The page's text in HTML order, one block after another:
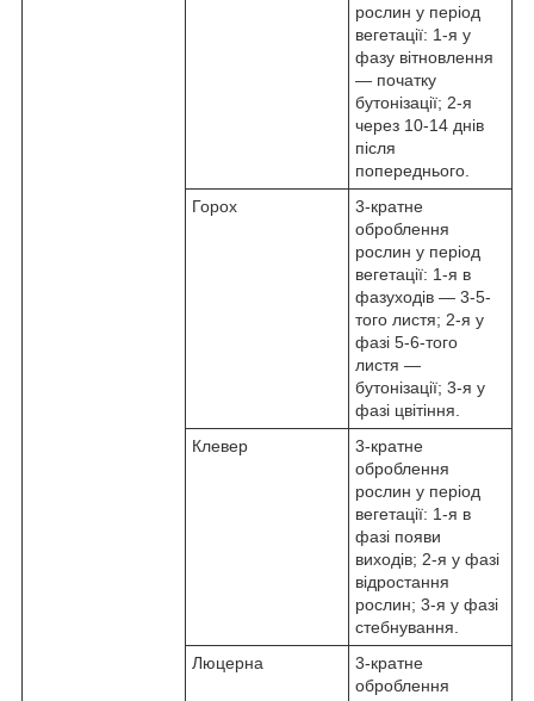
рослин у період
вегетації: 1-я у
фазу вітновлення
— початку
бутонізації; 2-я
через 10-14 днів
після
попереднього.
Горох
3-кратне
оброблення
рослин у період
вегетації: 1-я в
фазуходів — 3-5-
того листя; 2-я у
фазі 5-6-того
листя —
бутонізації; 3-я у
фазі цвітіння.
Клевер
3-кратне
оброблення
рослин у період
вегетації: 1-я в
фазі появи
виходів; 2-я у фазі
відростання
рослин; 3-я у фазі
стебнування.
Люцерна
3-кратне
оброблення